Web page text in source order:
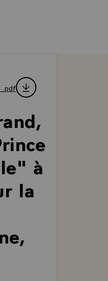
.pdf
à
la